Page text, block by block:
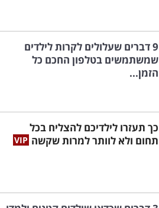
9 דברים שעלולים לקרות לילדים
שמשתמשים בטלפון החכם כל
הזמן...
כך תעזרו לילדיכם להצליח בכל
תחום ולא לוותר למרות שקשה